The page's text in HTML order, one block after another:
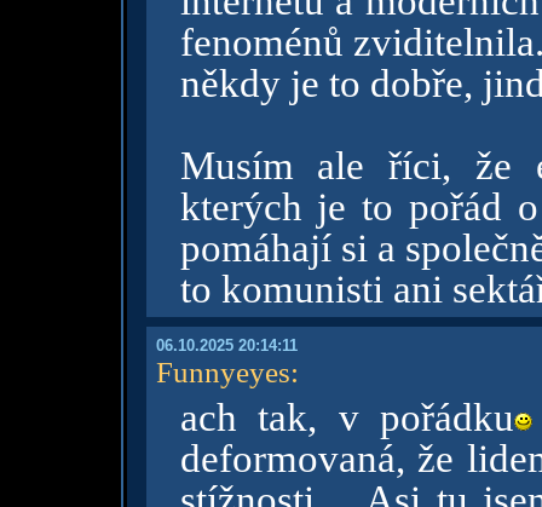
fenoménů
někdy je to dobře,
Musím ale říci, že
kterých je to pořád
pomáhají si a
to komunisti ani
06.10.2025 20:14:11
Funnyeyes:
ach tak, v pořádku
deformovaná, že